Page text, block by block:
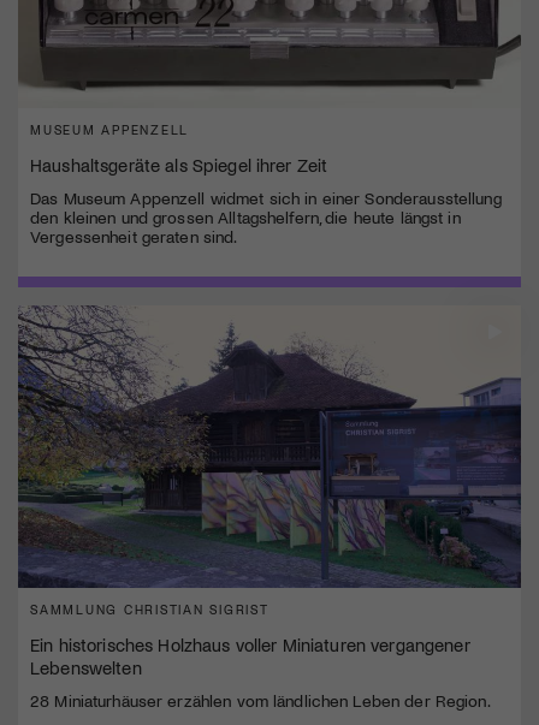
MUSEUM APPENZELL
Haushaltsgeräte als Spiegel ihrer Zeit
Das Museum Appenzell widmet sich in einer Sonderausstellung
den kleinen und grossen Alltagshelfern, die heute längst in
Vergessenheit geraten sind.
SAMMLUNG CHRISTIAN SIGRIST
Ein historisches Holzhaus voller Miniaturen vergangener
Lebenswelten
28 Miniaturhäuser erzählen vom ländlichen Leben der Region.